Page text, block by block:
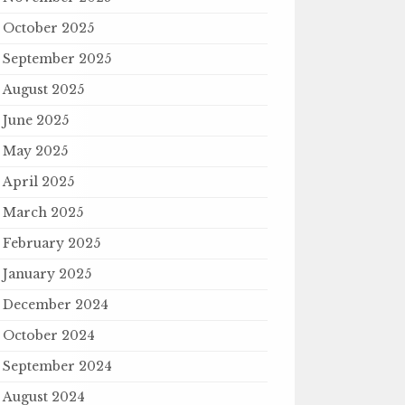
October 2025
September 2025
August 2025
June 2025
May 2025
April 2025
March 2025
February 2025
January 2025
December 2024
October 2024
September 2024
August 2024